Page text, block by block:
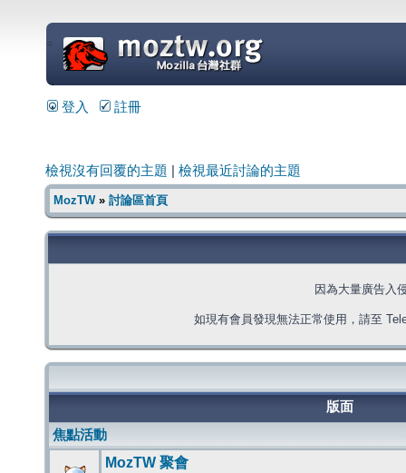
=
登入 註冊
檢視沒有回覆的主題 檢視最近討論的主題
MozTW» 討論區首頁
因為大量廣告入
如現有會員發現無法正常使用，請至
版面
焦點活動
MozTW 聚會